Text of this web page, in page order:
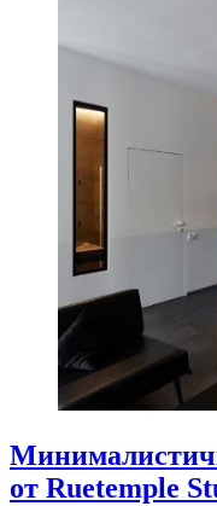
от Ruetemple